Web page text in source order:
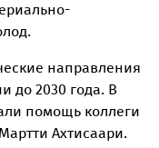
направления
до 2030 года. В
помощь коллеги
Ахтисаари.